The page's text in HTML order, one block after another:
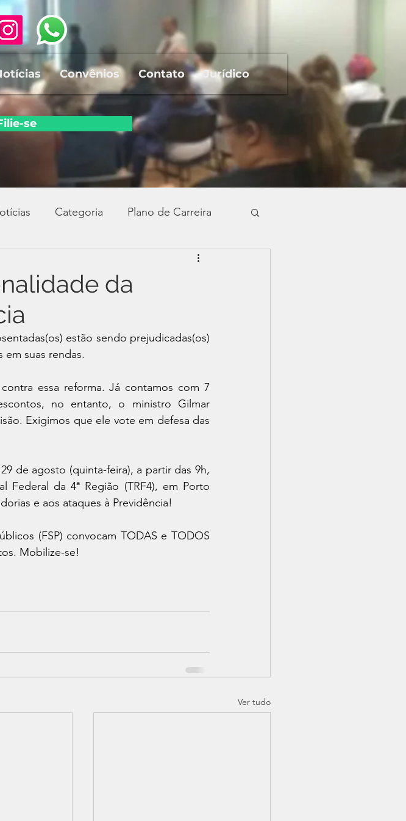
Convênios Contato Jurídico
se
Categoria Plano de Carreira
da
estão sendo prejudicadas(os)
em suas rendas.
essa reforma. Já contamos com 7
no entanto, o ministro Gilmar
Exigimos que ele vote em defesa das
de agosto (quinta-feira), a partir das 9h,
Federal da 4ª Região (TRF4), em Porto
e aos ataques à Previdência!
(FSP) convocam TODAS e TODOS
Mobilize-se!
Ver tudo